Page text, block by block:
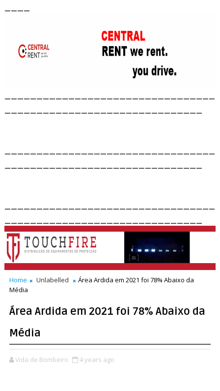
Home Unlabelled
Área Ardida em 2021 foi 78% Abaixo da
Média
Área Ardida em 2021 foi 78% Abaixo da
Média
Vida de Bombeiro 4 years ago